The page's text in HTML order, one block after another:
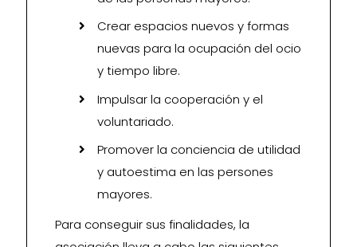
Crear espacios nuevos y formas
nuevas para la ocupación del ocio
y tiempo libre.
Impulsar la cooperación y el
voluntariado.
Promover la conciencia de utilidad
y autoestima en las persones
mayores.
Para conseguir sus finalidades, la